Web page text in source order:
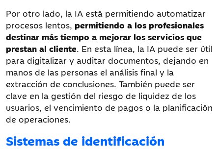
Por otro lado, la IA está permitiendo automatizar
procesos lentos, permitiendo a los profesionales
destinar más tiempo a mejorar los servicios que
prestan al cliente. En esta línea, la IA puede ser útil
para digitalizar y auditar documentos, dejando en
manos de las personas el análisis final y la
extracción de conclusiones. También puede ser
clave en la gestión del riesgo de liquidez de los
usuarios, el vencimiento de pagos o la planificación
de operaciones.
Sistemas de identificación